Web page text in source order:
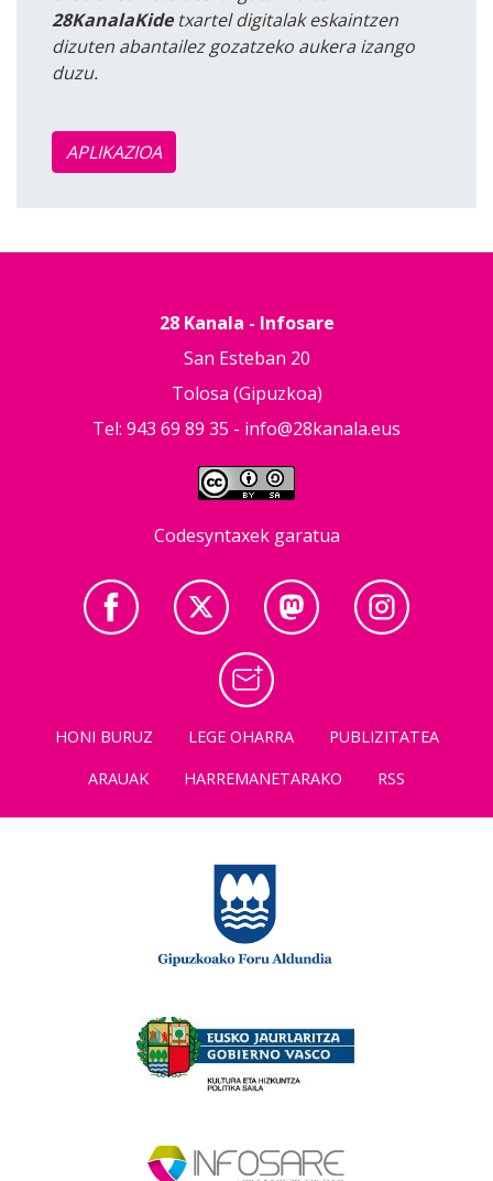
28KanalaKidetxartel digitalak eskaintzen
dizuten abantailez gozatzeko aukera izango
duzu.
APLIKAZIOA
28 Kanala - Infosare
San Esteban 20
Tolosa (Gipuzkoa)
Tel: 943 69 89 35 - info@28kanala.eus
Codesyntaxek garatua
HONI BURUZ LEGE OHARRA
PUBLIZITATEA
ARAUAK
HARREMANETARAKO RSS